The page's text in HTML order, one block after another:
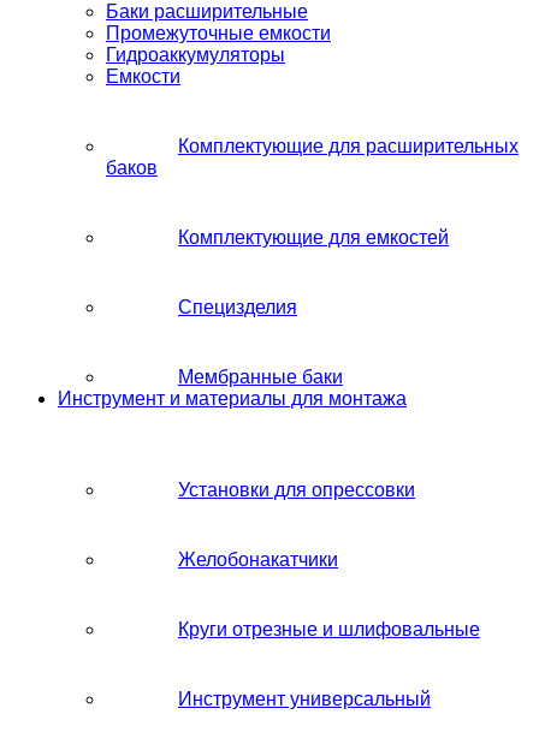
Баки расширительные
Промежуточные емкости
Гидроаккумуляторы
Емкости
Комплектующие для расширительных
баков
Комплектующие для емкостей
Специзделия
Мембранные баки
Инструмент и материалы для монтажа
Установки для опрессовки
Желобонакатчики
Круги отрезные и шлифовальные
Инструмент универсальный